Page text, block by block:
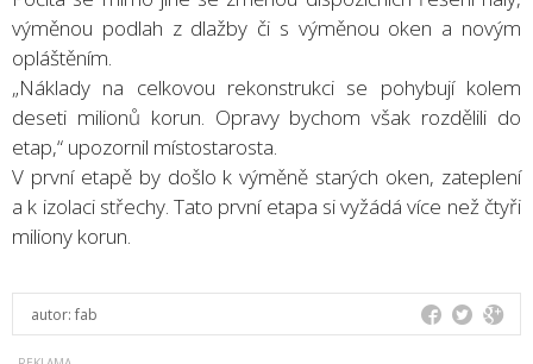
výměnou podlah z dlažby či s výměnou oken a novým
opláštěním.
„Náklady na celkovou rekonstrukci se pohybují kolem
deseti milionů korun. Opravy bychom však rozdělili do
etap,“ upozornil místostarosta.
V první etapě by došlo k výměně starých oken, zateplení
a k izolaci střechy. Tato první etapa si vyžádá více než čtyři
miliony korun.
autor: fab